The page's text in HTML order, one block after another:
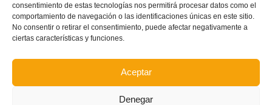
consentimiento de estas tecnologías nos permitirá procesar datos como el
comportamiento de navegación o las identificaciones únicas en este sitio.
No consentir o retirar el consentimiento, puede afectar negativamente a
ciertas características y funciones.
Aceptar
Denegar